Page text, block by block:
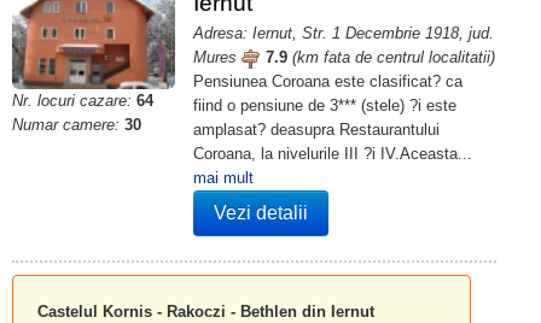
Nr. locuri cazare: 64
Numar camere: 30
Adresa: Iernut, Str. 1 Decembrie 1918, jud.
Mures
7.9 (km fata de centrul localitatii)
Pensiunea Coroana este clasificat? ca
fiind o pensiune de 3*** (stele) ?i este
amplasat? deasupra Restaurantului
Coroana, la nivelurile III ?i IV.Aceasta...
mai mult
Vezi detalii
Castelul Kornis - Rakoczi - Bethlen din Iernut